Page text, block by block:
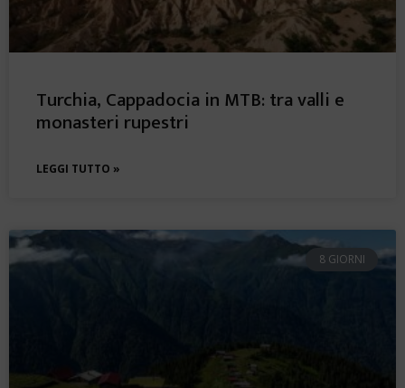
Turchia, Cappadocia in MTB: tra valli e
monasteri rupestri
LEGGI TUTTO »
8 GIORNI